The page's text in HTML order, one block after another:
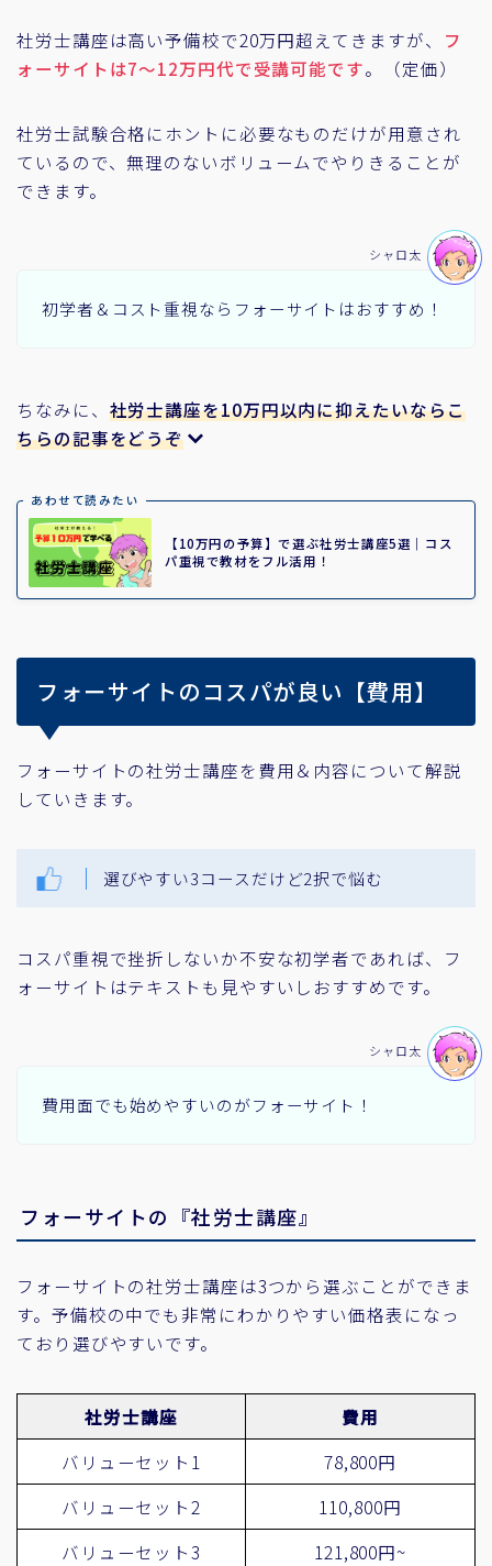
社労士講座は高い予備校で20万円超えてきますが、
フ
ォーサイトは7～12万円代で受講可能です。（定価）
社労士試験合格にホントに必要なものだけが用意され
ているので、無理のないボリュームでやりきることが
できます。
初学者＆コスト重視ならフォーサイトはおすすめ！
シャロ太
ちなみに、 社労士講座を10万円以内に抑えたいならこ
ちらの記事をどうぞ
あわせて読みたい
【10万円の予算】で選ぶ社労士講座5選｜コス
パ重視で教材をフル活用！
フォーサイトのコスパが良い【費用】
フォーサイトの社労士講座を費用＆内容について解説
していきます。
選びやすい3コースだけど2択で悩む
コスパ重視で挫折しないか不安な初学者であれば、フ
ォーサイトはテキストも見やすいしおすすめです。
費用面でも始めやすいのがフォーサイト！
シャロ太
フォーサイトの『社労士講座』
フォーサイトの社労士講座は3つから選ぶことができま
す。予備校の中でも非常にわかりやすい価格表になっ
ており選びやすいです。
社労士講座
費用
バリューセット1
78,800円
バリューセット2
110,800円
バリューセット3
121,800円~